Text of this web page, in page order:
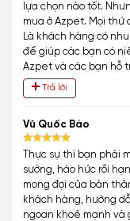
lựa chọn nào tốt.
mua ở Azpet. Mọi thứ
Là khách hàng có
để giúp các bạn có
Azpet và các bạn hỗ
Trả lời
Vũ Quốc Bảo
Thực sự thì bạn phải
sướng, háo hức rồi
mong đợi của bản
khách hàng, hướng
ngoan khoẻ mạnh và